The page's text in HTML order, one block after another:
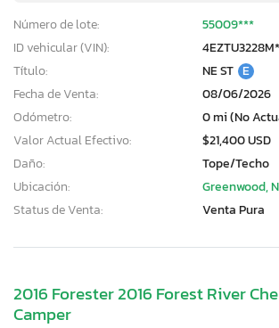
Número de lote:
55009***
ID vehicular (VIN):
Título:
NE ST E
Fecha de Venta:
08/06/2026
Odómetro:
0 mi (No
Valor Actual Efectivo:
$21,400 USD
Daño:
Tope/Techo
Ubicación:
Greenwood,
Status de Venta:
Venta Pura
2016 Forester 2016 Forest River
Camper